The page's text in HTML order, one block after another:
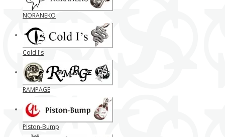
NORANEKO
Cold I's
RAMPAGE
Piston-Bump